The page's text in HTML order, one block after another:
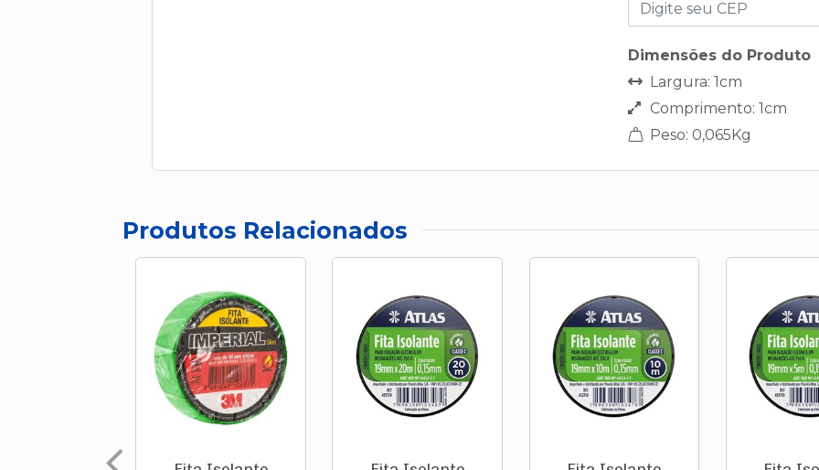
Dimensões do Produto
Largura: 1cm
Comprimento: 1cm
Peso: 0,065Kg
Produtos Relacionados